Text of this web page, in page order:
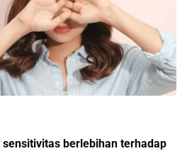
sensitivitas berlebihan terhadap